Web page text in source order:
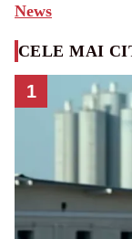
News
CELE MAI
1